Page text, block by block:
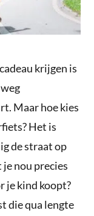
krijgen is
Maar hoe kies
Het is
de straat op
nou precies
je kind koopt?
die qua lengte